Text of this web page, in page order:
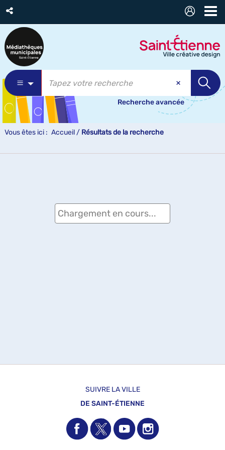
Recherche avancée
Vous êtes ici : Accueil / Résultats de la recherche
Chargement en cours...
SUIVRE LA VILLE
DE SAINT-ÉTIENNE